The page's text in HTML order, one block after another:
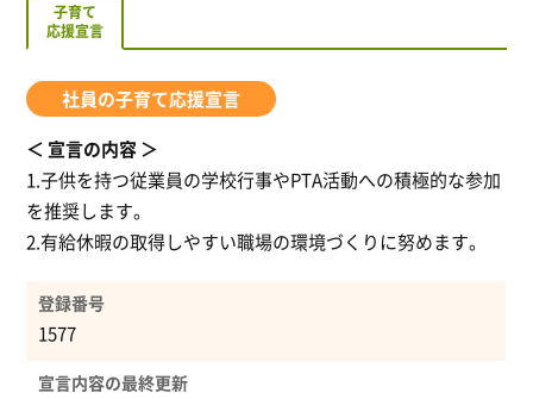
子育て
応援宣言
社員の子育て応援宣言
宣言の内容
1.子供を持つ従業員の学校行事やPTA活動への積極的な参加
を推奨します。
2.有給休暇の取得しやすい職場の環境づくりに努めます。
登録番号
1577
宣言内容の最終更新